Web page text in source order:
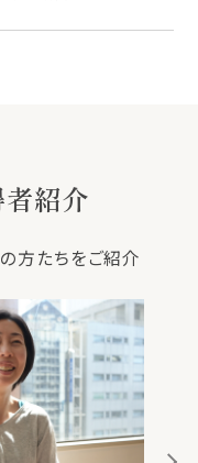
紹介
方たちをご紹介